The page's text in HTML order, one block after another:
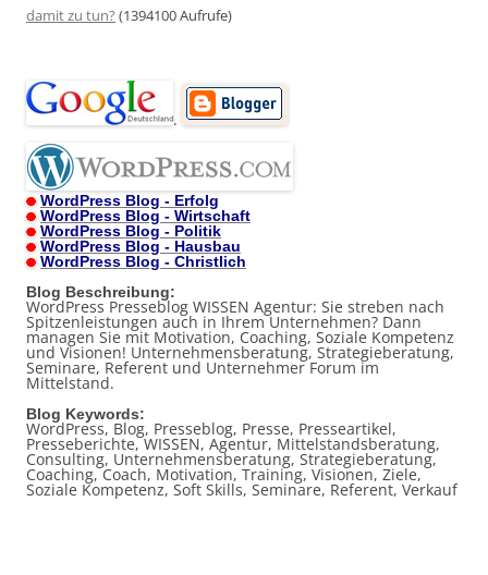
damit zu tun? (1394100 Aufrufe)
.
WordPress Blog - Erfolg
WordPress Blog - Wirtschaft
WordPress Blog - Politik
WordPress Blog - Hausbau
WordPress Blog - Christlich
Blog Beschreibung:
WordPress Presseblog WISSEN Agentur: Sie streben nach
Spitzenleistungen auch in Ihrem Unternehmen? Dann
managen Sie mit Motivation, Coaching, Soziale Kompetenz
und Visionen! Unternehmensberatung, Strategieberatung,
Seminare, Referent und Unternehmer Forum im
Mittelstand.
Blog Keywords:
WordPress, Blog, Presseblog, Presse, Presseartikel,
Presseberichte, WISSEN, Agentur, Mittelstandsberatung,
Consulting, Unternehmensberatung, Strategieberatung,
Coaching, Coach, Motivation, Training, Visionen, Ziele,
Soziale Kompetenz, Soft Skills, Seminare, Referent, Verkauf